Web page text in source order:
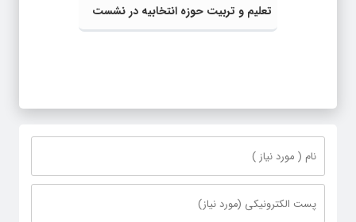
تعلیم و تربیت حوزه انتخابیه در نشست
مشترک عضو کمیسیون آموزش مجلس با